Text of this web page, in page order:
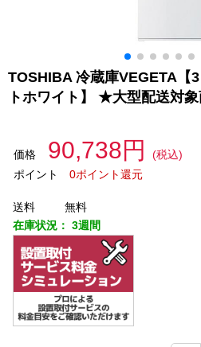
TOSHIBA 冷蔵庫VEGETA【
トホワイト】 ★大型配送対
価格 90,738円
(税込)
ポイント
0ポイント還元
送料
無料
在庫状況： 3週間